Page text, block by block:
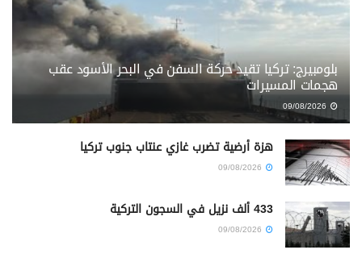
بلومبيرج: تركيا تقيد حركة السفن في البحر الأسود عقب
هجمات المسيرات
هزة أرضية تضرب غازي عنتاب جنوب تركيا
433 ألف نزيل في السجون التركية